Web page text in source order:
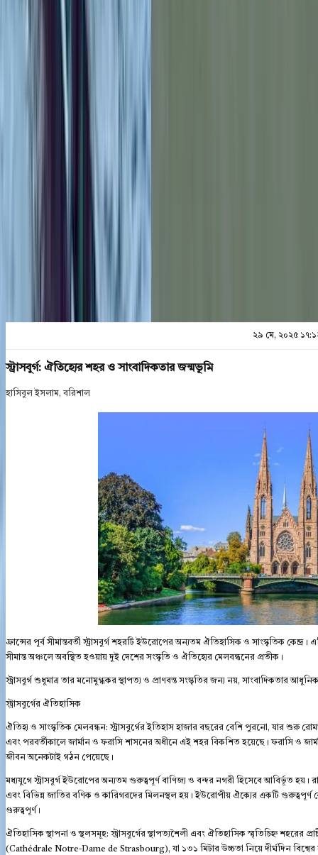
হাসিবুল ইসলাম, বরিশাল
প্রিন্ট এন্ড সেভ
২৯ মে, ২০২৫
স্ট্রাসবুর্গ: ঐতিহ্যের শহর ও সাংবাদিকতার জন্মভূমি
হাসিবুল ইসলাম, বরিশাল
ফ্রান্সের পূর্ব সীমান্তবর্তী স্ট্রাসবুর্গ শহরটি ইউরোপের অন্যতম ঐতিহাসিক ও সাংস্কৃতিক
সীমান্ত অঞ্চলে অবস্থিত হওয়ায় দুই দেশের সংস্কৃতি ও ঐতিহ্যের মেলবন্ধনের প্রতীক।
স্ট্রাসবুর্গ শুধুমাত্র তার মনোমুগ্ধকর স্থাপত্য ও প্রাণবন্ত সংস্কৃতির জন্য নয়, সাংবাদিকতার
স্ট্রাসবুর্গের ঐতিহাসিক
ঐতিহ্য ও সাংস্কৃতিক মেলবন্ধন: স্ট্রাসবুর্গের ইতিহাস হাজার বছরের বেশি পুরনো, যার শুরু
এবং পরবর্তীকালে জার্মান ও ফরাসি শাসনের অধীনে এই শহর বিকশিত হয়েছে। ফরাসি ও
জীবন অনেকটাই গঠন পেয়েছে।
মধ্যযুগে স্ট্রাসবুর্গ ইউরোপের অন্যতম গুরুত্বপূর্ণ বাণিজ্য ও বন্দর নগরী হিসেবে আবির্ভূত হয়।
এবং বিভিন্ন জাতির বণিক ও কারিগরদের মিলনস্থল হয়। ইউরোপীয় ঐক্যের একটি গুরুত্বপূর্ণ
গুরুত্বপূর্ণ।
ঐতিহাসিক স্থাপনা ও স্থলসমূহ: স্ট্রাসবুর্গের স্থাপত্যশৈলী এবং ঐতিহাসিক স্মৃতিচিহ্ন শহরের
(Cathédrale Notre-Dame de Strasbourg), যা ১৩১ মিটার উচ্চতা নিয়ে দীর্ঘদিন